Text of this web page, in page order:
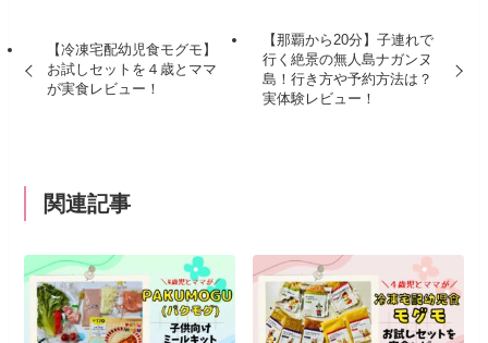
【冷凍宅配幼児食モグモ】
お試しセットを４歳とママ
が実食レビュー！
【那覇から20分】子連れで
行く絶景の無人島ナガンヌ
島！行き方や予約方法は？
実体験レビュー！
関連記事